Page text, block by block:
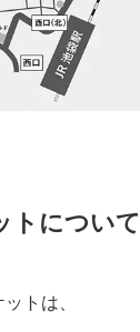
トについて
トは、